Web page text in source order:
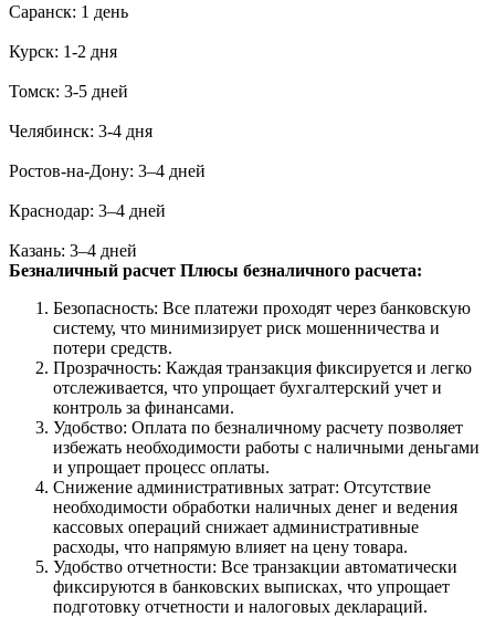
Саранск: 1 день
Курск: 1-2 дня
Томск: 3-5 дней
Челябинск: 3-4 дня
Ростов-на-Дону: 3–4 дней
Краснодар: 3–4 дней
Казань: 3–4 дней
Безналичный расчет Плюсы безналичного расчета:
Безопасность: Все платежи проходят через банковскую
систему, что минимизирует риск мошенничества и
потери средств.
Прозрачность: Каждая транзакция фиксируется и легко
отслеживается, что упрощает бухгалтерский учет и
контроль за финансами.
Удобство: Оплата по безналичному расчету позволяет
избежать необходимости работы с наличными деньгами
и упрощает процесс оплаты.
Снижение административных затрат: Отсутствие
необходимости обработки наличных денег и ведения
кассовых операций снижает административные
расходы, что напрямую влияет на цену товара.
Удобство отчетности: Все транзакции автоматически
фиксируются в банковских выписках, что упрощает
подготовку отчетности и налоговых деклараций.